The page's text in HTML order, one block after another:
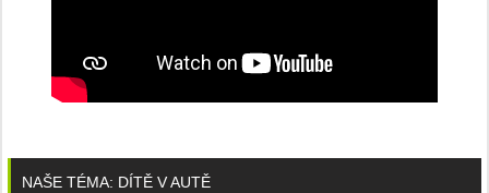
NAŠE TÉMA: DÍTĚ V AUTĚ